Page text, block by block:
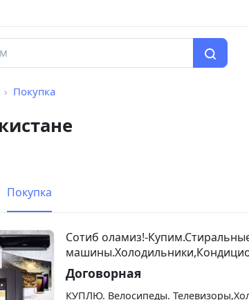
Покупка
Покупка
Сотиб оламиз!-
Договорная
КУПЛЮ. Велосипеды.